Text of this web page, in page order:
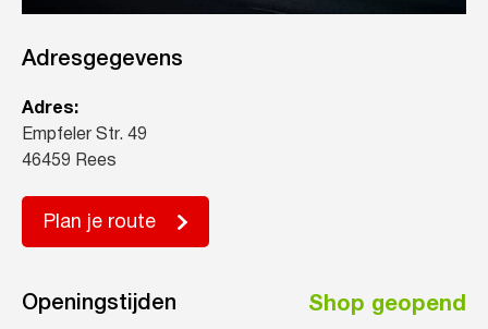
Adresgegevens
Adres:
Empfeler Str. 49
46459 Rees
Plan je route
Openingstijden Shop geopend